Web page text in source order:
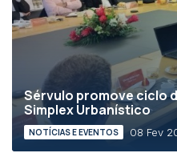
Sérvulo promove ciclo
Simplex Urbanístico
NOTÍCIAS E EVENTOS 08 Fev